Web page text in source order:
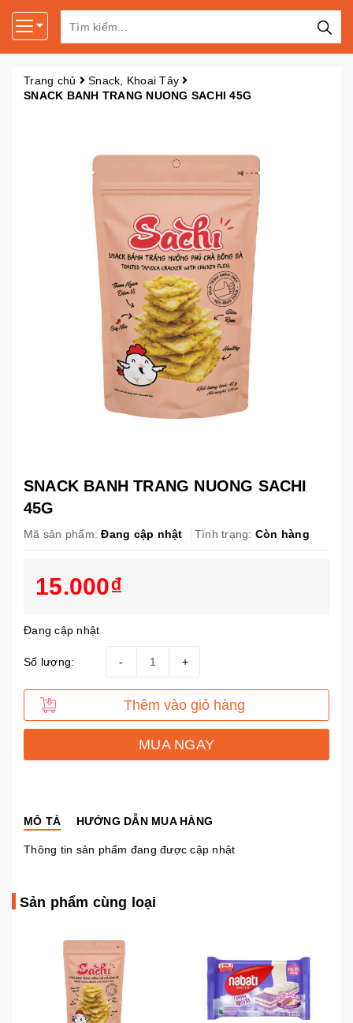
Trang chủ
Snack, Khoai Tây
SNACK BANH TRANG NUONG SACHI 45G
SNACK BANH TRANG NUONG SACHI
45G
Mã sản phẩm: Đang cập nhật Tình trạng: Còn hàng
15.000₫
Đang cập nhật
Số lượng: +
-
Thêm vào giỏ hàng
MUA NGAY
MÔ TẢ HƯỚNG DẪN MUA HÀNG
Thông tin sản phẩm đang được cập nhật
Sản phẩm cùng loại